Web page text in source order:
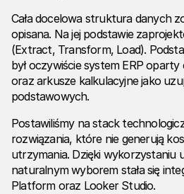
Cała docelowa struktura danych
opisana. Na jej podstawie
(Extract, Transform, Load).
był oczywiście system ERP
oraz arkusze kalkulacyjne jako
podstawowych.
Postawiliśmy na stack
rozwiązania, które nie generują
utrzymania. Dzięki wykorzystaniu
naturalnym wyborem stała się
Platform oraz Looker Studio.